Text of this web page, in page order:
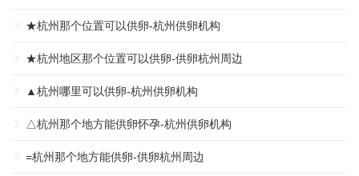
★杭州那个位置可以供卵-杭州供卵机构
★杭州地区那个位置可以供卵-供卵杭州周边
▲杭州哪里可以供卵-杭州供卵机构
△杭州那个地方能供卵怀孕-杭州供卵机构
=杭州那个地方能供卵-供卵杭州周边